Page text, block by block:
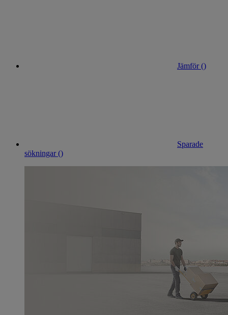
Jämför ()
Sparade
sökningar ()